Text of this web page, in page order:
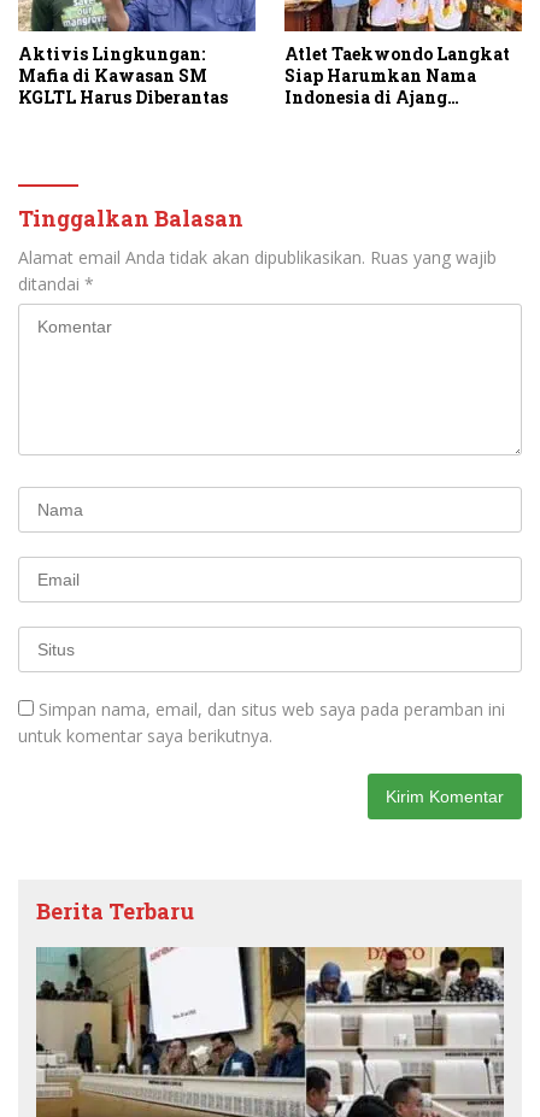
Aktivis Lingkungan:
Mafia di Kawasan SM
KGLTL Harus Diberantas
Atlet Taekwondo Langkat
Siap Harumkan Nama
Indonesia di Ajang
Tinggalkan Balasan
Alamat email Anda tidak akan dipublikasikan. Ruas yang wajib
ditandai *
Simpan nama, email, dan situs web saya pada peramban ini
untuk komentar saya berikutnya.
Berita Terbaru